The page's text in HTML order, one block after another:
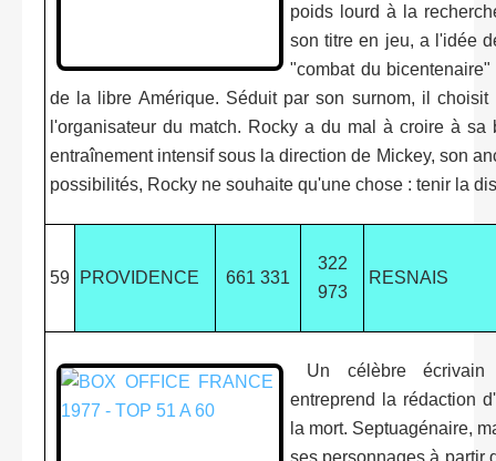
poids lourd à la
son titre en jeu, a l'idée
"combat du
de la libre Amérique. Séduit par son surnom, il choisit
l'organisateur du match. Rocky a du mal à croire à sa
entraînement intensif sous la direction de Mickey, son
possibilités, Rocky ne souhaite qu'une chose : tenir la
59 PROVIDENCE 661 331
322
973
RESNAIS
Un célèbre écrivain
entreprend la rédaction
la mort. Septuagénaire,
ses personnages à partir